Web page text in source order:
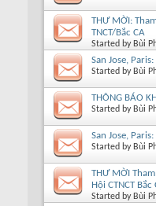
THƯ MỜI:
TNCT/Bắc CA
Started by Bùi
San Jose,
Started by Bùi
THÔNG BÁO
Started by Bùi
San Jose,
Started by Bùi
THƯ MỜI
Hội CTNCT Bắc
Started by Bùi